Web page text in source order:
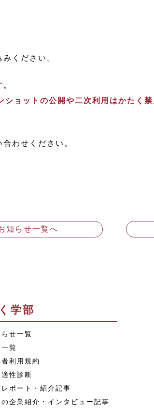
ください。
ショット の公開や二次利用はかたく禁
わせください。
知らせ一覧へ
学部
らせ一覧
覧
利用規約
性診断
ポート・紹介記事
企業紹介・インタビュー記事